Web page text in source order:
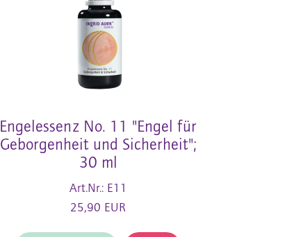
Engelessenz No. 11 "Engel für
Geborgenheit und Sicherheit";
30 ml
Art.Nr.: E11
25,90 EUR